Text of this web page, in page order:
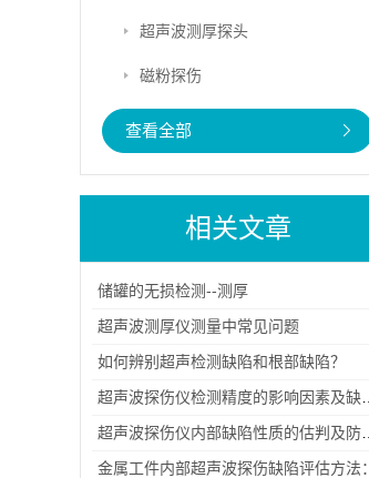
超声波测厚探头
磁粉探伤
查看全部
相关文章
储罐的无损检测--测厚
超声波测厚仪测量中常见问题
如何辨别超声检测缺陷和根部缺陷？
金属工件内部超声波探伤缺陷评估方法：